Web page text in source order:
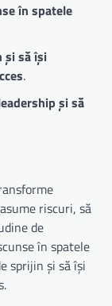
în spatele
și să își
.
și să
riscuri, să
de
în spatele
sprijin și să își